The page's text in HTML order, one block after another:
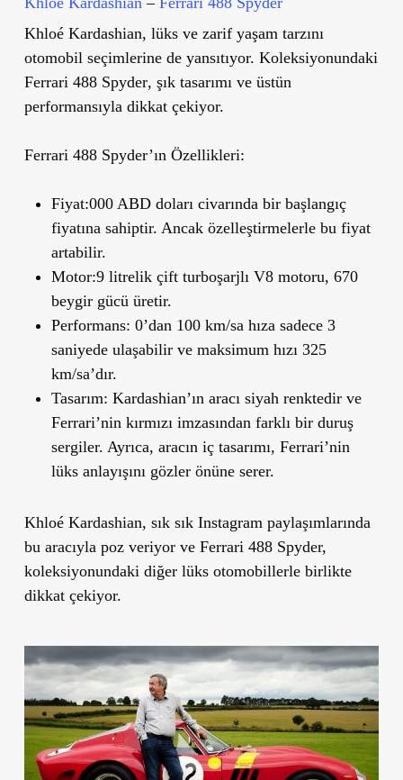
Khloé Kardashian, lüks ve zarif yaşam tarzını
otomobil seçimlerine de yansıtıyor. Koleksiyonundaki
Ferrari 488 Spyder, şık tasarımı ve üstün
performansıyla dikkat çekiyor.
Ferrari 488 Spyder’ın Özellikleri:
Fiyat:000 ABD doları civarında bir başlangıç
fiyatına sahiptir. Ancak özelleştirmelerle bu fiyat
artabilir.
Motor:9 litrelik çift turboşarjlı V8 motoru, 670
beygir gücü üretir.
Performans: 0’dan 100 km/sa hıza sadece 3
saniyede ulaşabilir ve maksimum hızı 325
km/sa’dır.
Tasarım: Kardashian’ın aracı siyah renktedir ve
Ferrari’nin kırmızı imzasından farklı bir duruş
sergiler. Ayrıca, aracın iç tasarımı, Ferrari’nin
lüks anlayışını gözler önüne serer.
Khloé Kardashian, sık sık Instagram paylaşımlarında
bu aracıyla poz veriyor ve Ferrari 488 Spyder,
koleksiyonundaki diğer lüks otomobillerle birlikte
dikkat çekiyor.